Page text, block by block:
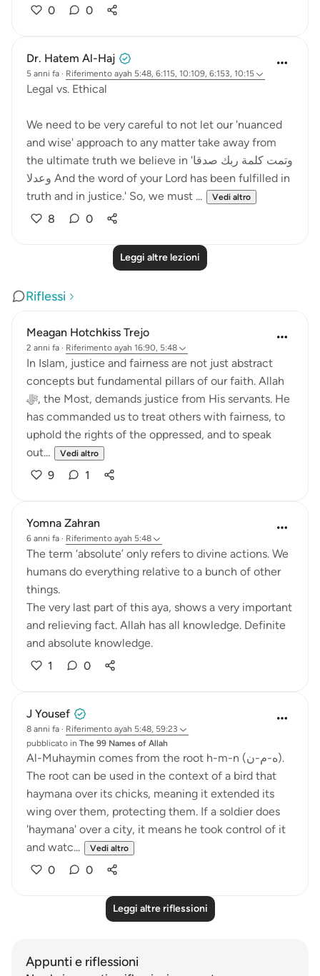
0 0
Dr. Hatem Al-Haj
5 anni fa · Riferimento ayah 5:48, 6:115, 10:109, 6:153, 10:15
Legal vs. Ethical
We need to be very careful to not let our 'nuanced
and wise' approach to any matter take away from
the ultimate truth we believe in 'وتمت كلمة ربك صدقا
وعدلا And the word of your Lord has been fulfilled in
truth and in justice.' So, we must ...
Vedi altro
8 0
Leggi altre lezioni
Riflessi
Meagan Hotchkiss Trejo
2 anni fa · Riferimento ayah 16:90, 5:48
In Islam, justice and fairness are not just abstract
concepts but fundamental pillars of our faith. Allah
ﷻ, the Most, demands justice from His servants. He
has commanded us to treat others with fairness, to
uphold the rights of the oppressed, and to speak
out...
Vedi altro
9 1
Yomna Zahran
6 anni fa · Riferimento ayah 5:48
The term ‘absolute’ only refers to divine actions. We
humans do everything relative to a bunch of other
things.
The very last part of this aya, shows a very important
and relieving fact. Allah has all knowledge. Definite
and absolute knowledge.
1
0
J Yousef
8 anni fa · Riferimento ayah 5:48, 59:23
pubblicato in The 99 Names of Allah
Al-Muhaymin comes from the root h-m-n (ه-م-ن).
The root can be used in the context of a bird that
haymana over its chicks, meaning it extended its
wing over them, protecting them. If a soldier does
'haymana' over a city, it means he took control of it
and watc...
Vedi altro
0 0
Leggi altre riflessioni
Appunti e riflessioni